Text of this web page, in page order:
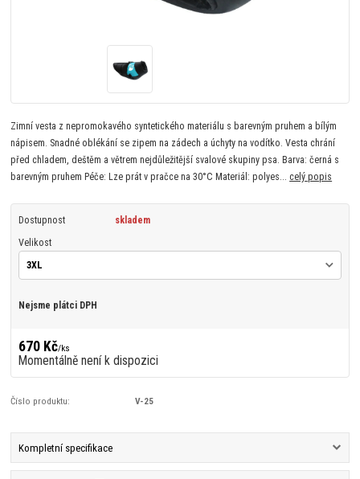
Zimní vesta z nepromokavého syntetického materiálu s barevným pruhem a bílým
nápisem. Snadné oblékání se zipem na zádech a úchyty na vodítko. Vesta chrání
před chladem, deštěm a větrem nejdůležitější svalové skupiny psa. Barva: černá s
barevným pruhem Péče: Lze prát v pračce na 30°C Materiál: polyes...celý popis
Dostupnost skladem
Velikost
Nejsme plátci DPH
670 Kč/ks
Momentálně není k dispozici
Číslo produktu: V-25
Kompletní specifikace